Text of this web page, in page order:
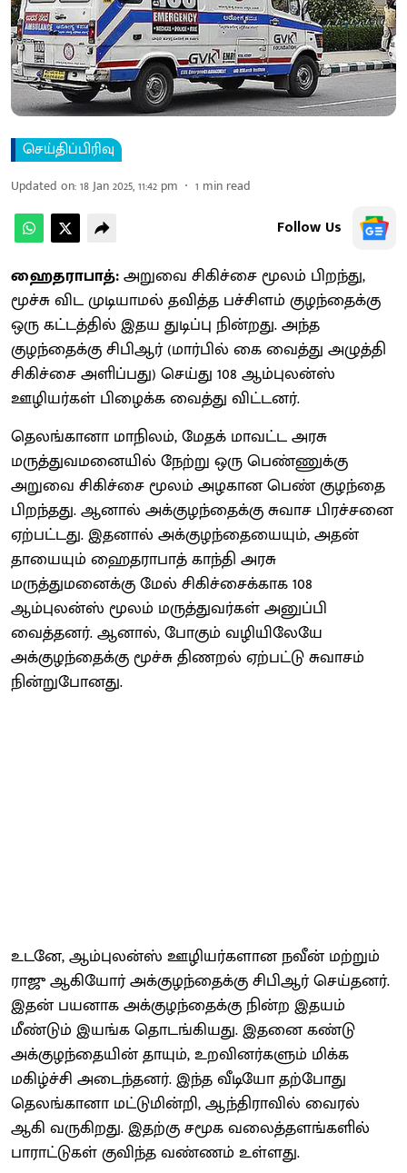
செய்திப்பிரிவு
Updated on:18 Jan 2025, 11:42 pm 1 min read
Follow Us
ஹைதராபாத்:அறுவை சிகிச்சை மூலம் பிறந்து,
மூச்சு விட முடியாமல் தவித்த பச்சிளம் குழந்தைக்கு
ஒரு கட்டத்தில் இதய துடிப்பு நின்றது. அந்த
குழந்தைக்கு சிபிஆர் (மார்பில் கை வைத்து அழுத்தி
சிகிச்சை அளிப்பது) செய்து 108 ஆம்புலன்ஸ்
ஊழியர்கள் பிழைக்க வைத்து விட்டனர்.
தெலங்கானா மாநிலம், மேதக் மாவட்ட அரசு
மருத்துவமனையில் நேற்று ஒரு பெண்ணுக்கு
அறுவை சிகிச்சை மூலம் அழகான பெண் குழந்தை
பிறந்தது. ஆனால் அக்குழந்தைக்கு சுவாச பிரச்சனை
ஏற்பட்டது. இதனால் அக்குழந்தையையும், அதன்
தாயையும் ஹைதராபாத் காந்தி அரசு
மருத்துமனைக்கு மேல் சிகிச்சைக்காக 108
ஆம்புலன்ஸ் மூலம் மருத்துவர்கள் அனுப்பி
வைத்தனர். ஆனால், போகும் வழியிலேயே
அக்குழந்தைக்கு மூச்சு திணறல் ஏற்பட்டு சுவாசம்
நின்றுபோனது.
உடனே, ஆம்புலன்ஸ் ஊழியர்களான நவீன் மற்றும்
ராஜு ஆகியோர் அக்குழந்தைக்கு சிபிஆர் செய்தனர்.
இதன் பயனாக அக்குழந்தைக்கு நின்ற இதயம்
மீண்டும் இயங்க தொடங்கியது. இதனை கண்டு
அக்குழந்தையின் தாயும், உறவினர்களும் மிக்க
மகிழ்ச்சி அடைந்தனர். இந்த வீடியோ தற்போது
தெலங்கானா மட்டுமின்றி, ஆந்திராவில் வைரல்
ஆகி வருகிறது. இதற்கு சமூக வலைத்தளங்களில்
பாராட்டுகள் குவிந்த வண்ணம் உள்ளது.